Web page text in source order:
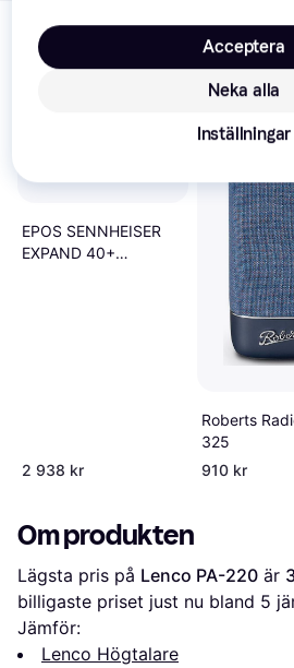
Relaterade produkter
Vi har plockat fram ett urval av
intressera dig. Visa alla
EPOS SENNHEISER
EXPAND 40+
2 938 kr
Roberts
325
910 kr
Om produkten
Lägsta pris på Lenco PA-220 är
billigaste priset just nu bland 5
Jämför:
Lenco Högtalare
Neka alla
Acceptera
Inställningar